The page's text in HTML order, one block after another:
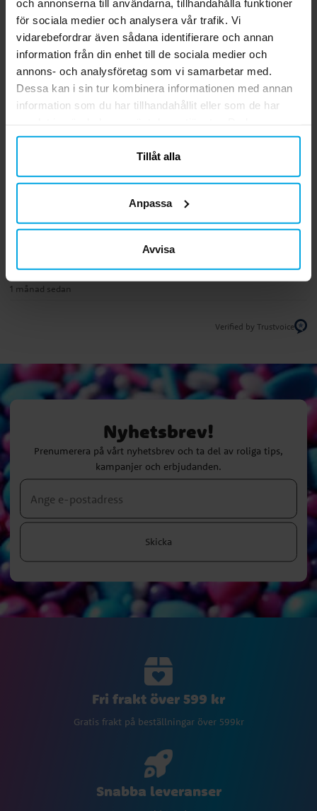
och annonserna till användarna, tillhandahålla funktioner
för sociala medier och analysera vår trafik. Vi
vidarebefordrar även sådana identifierare och annan
information från din enhet till de sociala medier och
annons- och analysföretag som vi samarbetar med.
Dessa kan i sin tur kombinera informationen med annan
information som du har tillhandahållit eller som de har
närsomhelst ändra ditt samtycke.
Tillåt alla
Anpassa
Avvisa
pack
Pris:29,00 kr
29,00 kr
KÖP
cm
Pris: 49,00 kr
49,00 kr
GÅ TILL
5.0
1 betyg
4☆
1 månad sedan
Verified by Trustvoice
Nyhetsbrev!
Prenumerera på vårt nyhetsbrev och ta del av roliga tips,
kampanjer och erbjudanden.
Skicka
Fri frakt över 599 kr
Gratis frakt på beställningar över 599kr
Snabba leveranser